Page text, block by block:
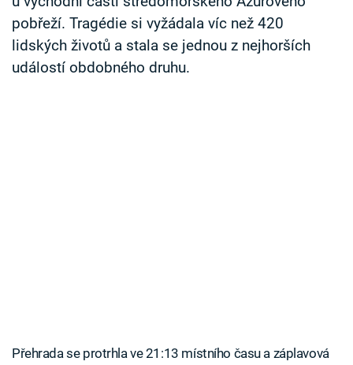
pobřeží. Tragédie si vyžádala víc než 420
lidských životů a stala se jednou z nejhorších
událostí obdobného druhu.
Přehrada se protrhla ve 21:13 místního času a záplavová